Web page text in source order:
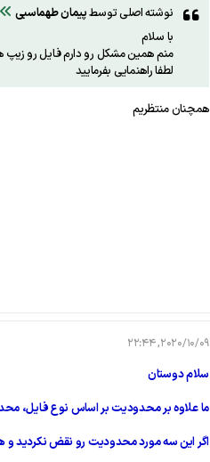
نوشته اصلی توسطپیمان طهماسبی
با سلام
منم همین مشکل رو دارم فایل رو زیپ
لطفا راهنمایی بفرمایید
همچنان منتظریم
2020/10/09, 22:44
سلام دوستان
ما علاوه بر محدودیت بر اساس نوع فایل،
اگر این سه مورد محدودیت رو نقض نکردید و